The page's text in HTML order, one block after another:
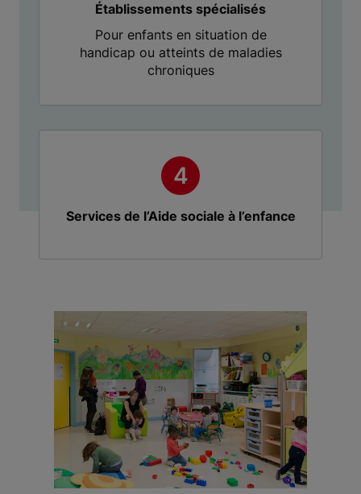
Établissements spécialisés
Pour enfants en situation de
handicap ou atteints de maladies
chroniques
Services de l’Aide sociale à l’enfance